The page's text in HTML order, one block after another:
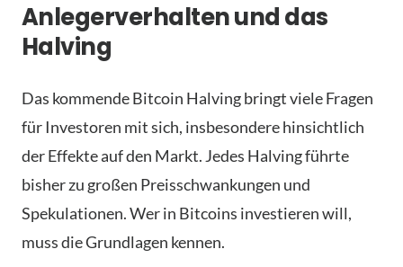
Anlegerverhalten und das
Halving
Das kommende Bitcoin Halving bringt viele Fragen
für Investoren mit sich, insbesondere hinsichtlich
der Effekte auf den Markt. Jedes Halving führte
bisher zu großen Preisschwankungen und
Spekulationen. Wer in Bitcoins investieren will,
muss die Grundlagen kennen.